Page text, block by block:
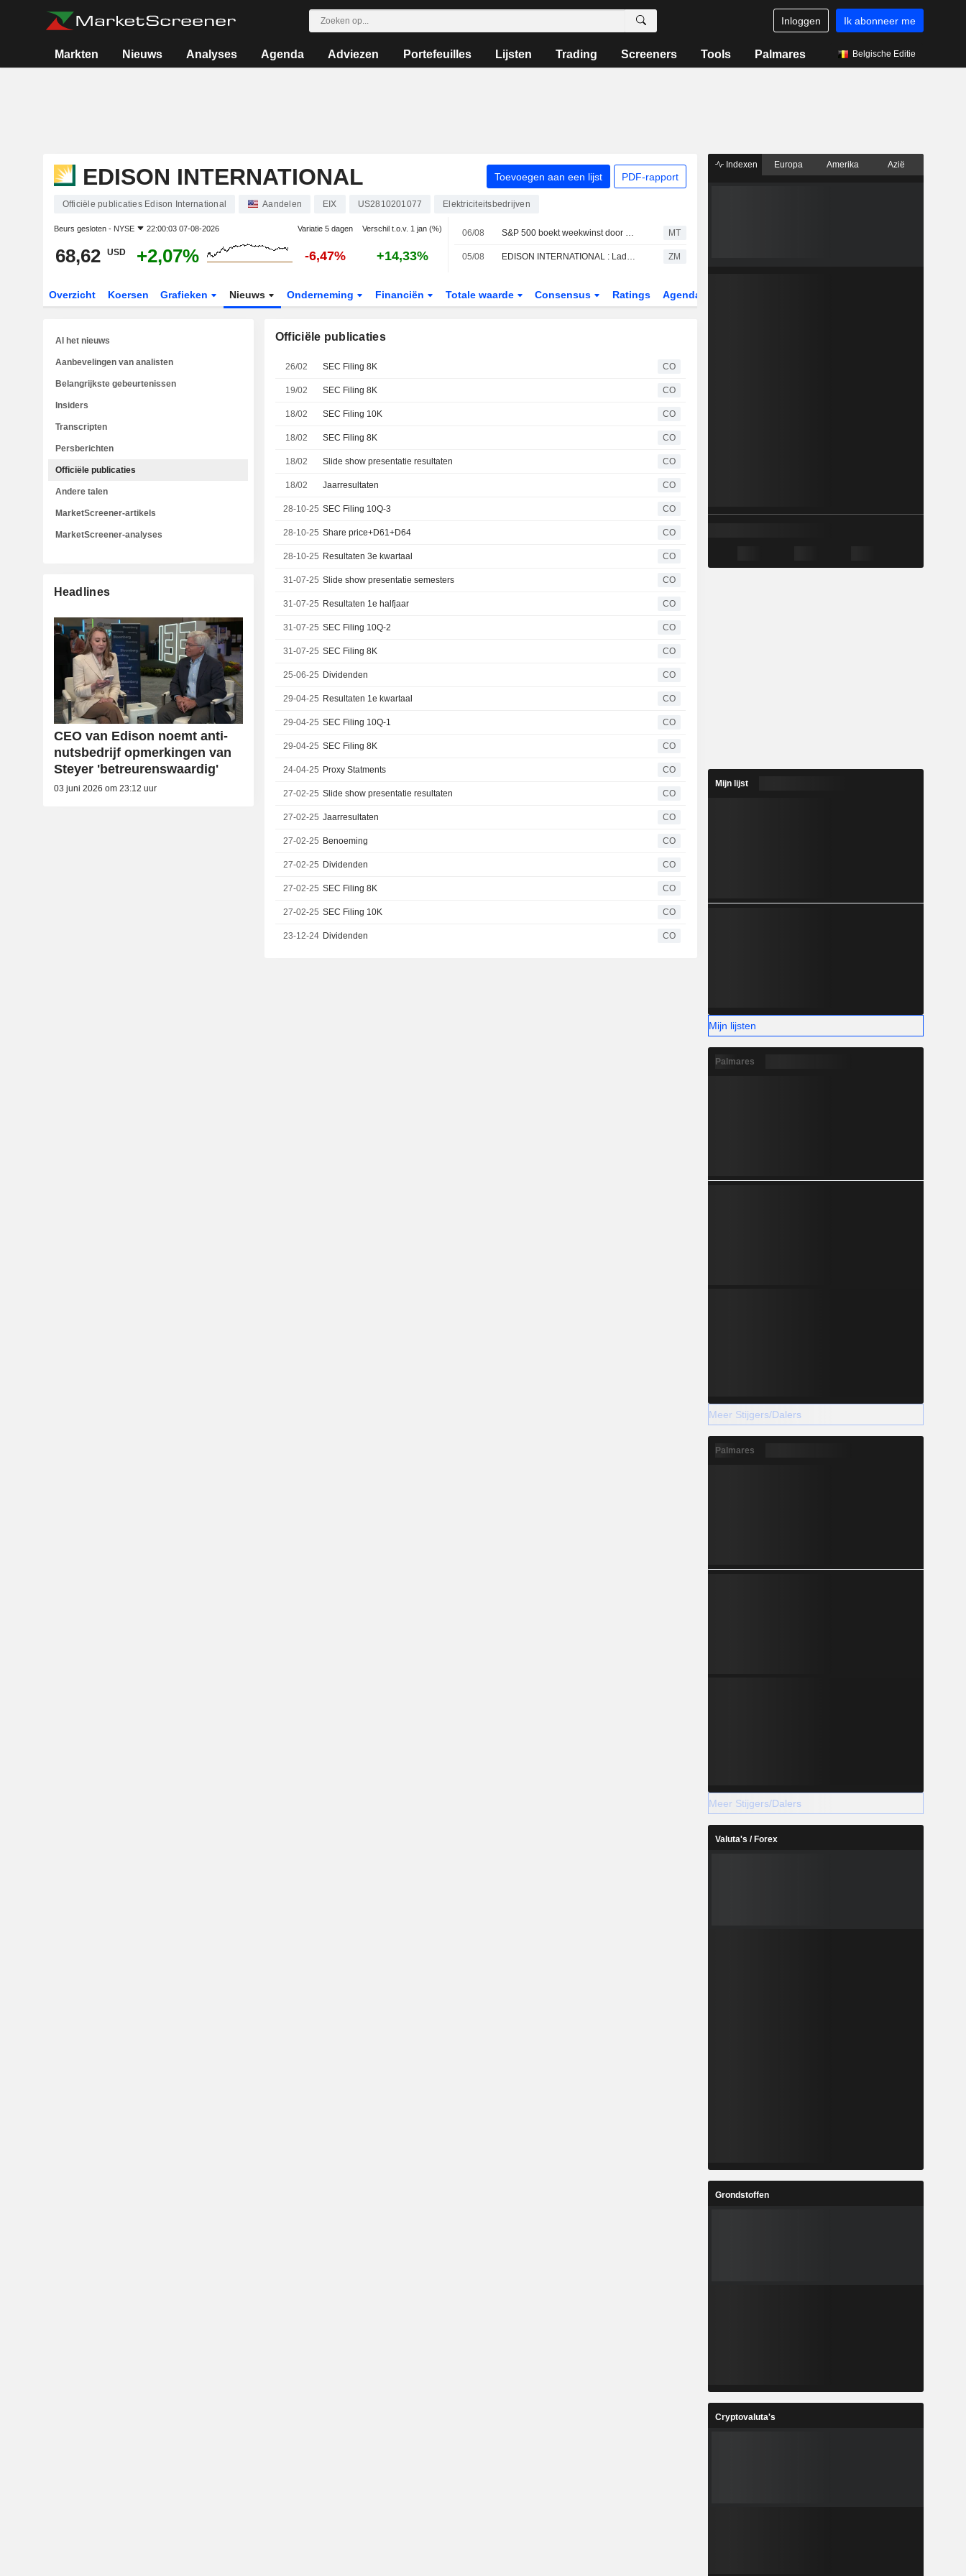
Inloggen Ik abonneer me
Markten Nieuws Analyses Agenda Adviezen Portefeuilles Lijsten Trading Screeners Tools Palmares Belgische Editie
EDISON INTERNATIONAL Toevoegen aan een lijst PDF-rapport
Officiële publicaties Edison International Aandelen EIX US2810201077 Elektriciteitsbedrijven
Beurs gesloten - NYSE 22:00:03 07-08-2026 Variatie 5 dagen Verschil t.o.v. 1 jan (%)
68,62 USD +2,07% -6,47% +14,33%
06/08 S&P 500 boekt weekwinst door optimisme over monetisering van AI MT
05/08 EDISON INTERNATIONAL : Ladenburg Thalmann handhaaft het Neutraal advies ZM
Overzicht Koersen Grafieken Nieuws Onderneming Financiën Totale waarde Consensus Ratings Agenda
Officiële publicaties
26/02 SEC Filing 8K CO
19/02 SEC Filing 8K CO
18/02 SEC Filing 10K CO
18/02 SEC Filing 8K CO
18/02 Slide show presentatie resultaten CO
18/02 Jaarresultaten CO
28-10-25 SEC Filing 10Q-3 CO
28-10-25 Share price+D61+D64 CO
28-10-25 Resultaten 3e kwartaal CO
31-07-25 Slide show presentatie semesters CO
31-07-25 Resultaten 1e halfjaar CO
31-07-25 SEC Filing 10Q-2 CO
31-07-25 SEC Filing 8K CO
25-06-25 Dividenden CO
29-04-25 Resultaten 1e kwartaal CO
29-04-25 SEC Filing 10Q-1 CO
29-04-25 SEC Filing 8K CO
24-04-25 Proxy Statments CO
27-02-25 Slide show presentatie resultaten CO
27-02-25 Jaarresultaten CO
27-02-25 Benoeming CO
27-02-25 Dividenden CO
27-02-25 SEC Filing 8K CO
27-02-25 SEC Filing 10K CO
23-12-24 Dividenden CO
Al het nieuws
Aanbevelingen van analisten
Belangrijkste gebeurtenissen
Insiders
Transcripten
Persberichten
Officiële publicaties
Andere talen
MarketScreener-artikels
MarketScreener-analyses
Headlines
CEO van Edison noemt anti-
nutsbedrijf opmerkingen van
Steyer 'betreurenswaardig'
03 juni 2026 om 23:12 uur
Indexen Europa Amerika Azië
Mijn lijst
Mijn lijsten
Palmares
Meer Stijgers/Dalers
Palmares
Meer Stijgers/Dalers
Valuta's / Forex
Grondstoffen
Cryptovaluta's